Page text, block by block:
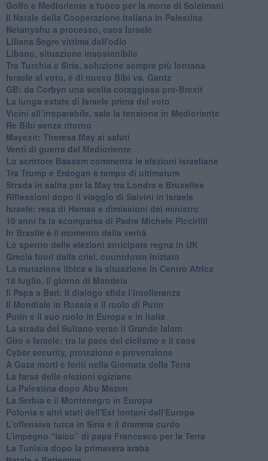
Golfo e Medioriente a fuoco per la morte di Soleimani
Il Natale della Cooperazione italiana in Palestina
Netanyahu a processo, caos Israele
Liliana Segre vittima dell'odio
Libano, situazione insostenibile
Tra Turchia e Siria, soluzione sempre più lontana
Israele al voto, è di nuovo Bibi vs. Gantz
GB: da Corbyn una scelta coraggiosa pro-Brexit
La lunga estate di Israele prima del voto
Vicini all’irreparabile, sale la tensione in Medioriente
Re Bibi senza ritorno
Mayexit: Theresa May ai saluti
Venti di guerra dal Medioriente
Lo scrittore Bassem commenta le elezioni israeliane
Tra Trump e Erdogan è tempo di ultimatum
Strada in salita per la May tra Londra e Bruxelles
Riflessioni dopo il viaggio di Salvini in Israele
Israele: resa di Hamas e dimissioni del ministro
10 anni fa la scomparsa di Padre Michele Piccirilli
In Brasile è il momento della verità
Lo spettro delle elezioni anticipate regna in UK
Grecia fuori dalla crisi, countdown iniziato
La mutazione libica e la situazione in Centro Africa
18 luglio, il giorno di Mandela
Il Papa a Bari: il dialogo sfida l’intolleranza
Il Mondiale in Russia e il ruolo di Putin
Putin e il suo ruolo in Europa e in Italia
La strada del Sultano verso il Grande Islam
Giro e Israele: tra la pace del ciclismo e il caos
Cyber security, protezione e prevenzione
A Gaza morti e feriti nella Giornata della Terra
La farsa delle elezioni egiziane
La Palestina dopo Abu Mazen
La Serbia e il Montenegro in Europa
Polonia e altri stati dell'Est lontani dall'Europa
L'offensiva turca in Siria e il dramma curdo
L’impegno “laico” di papa Francesco per la Terra
La Tunisia dopo la primavera araba